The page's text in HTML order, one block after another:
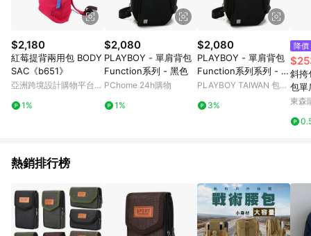
殊活動時開放「回饋無上限」)，以同一訂單中同一商品不論件數
計算，並依訂單成立時間當下LINE購物所設定的回饋機制為準。
8. LINE購物為購物資訊整合性平台，商品資料更新會有時間差，
如顯示之商品規格、顏色、價位、贈品與東森購物ETMall銷售網
頁不符，以銷售網頁標示為準。 9. 若有贈點爭議，請務必於訂單
日期+180天以內至LINE購物客服洽詢；若超過180天(含)以上進
行申訴，恕無法贈點回饋。 10. 部分點數紅包僅限指定商品使
用，或不適用於無回饋商品。各點數紅包之適用商品與使用條件
$2,180
紅莓提背兩用包 BODY
SAC《b651》
亞洲跨境設計購物平台
1%
$2,080
PLAYBOY - 單肩背包
Function系列 - 黑色
PChome 24h購物
1%
$2,080
PLAYBOY - 單肩背包
Function系列系列 - 淺
灰色/151-1401-09-7
PLAYBOY TAIWAN 包包
3%
降價
斜挎
包單
牛津
東森
熱銷排行榜